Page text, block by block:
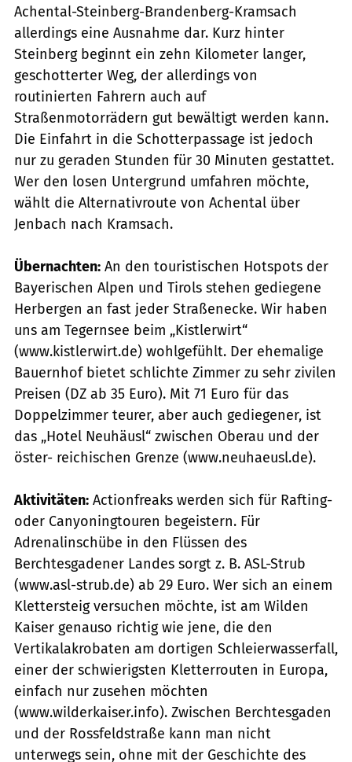
Achental-Steinberg-Brandenberg-Kramsach
allerdings eine Ausnahme dar. Kurz hinter
Steinberg beginnt ein zehn Kilometer langer,
geschotterter Weg, der allerdings von
routinierten Fahrern auch auf
Straßenmotorrädern gut bewältigt werden kann.
Die Einfahrt in die Schotterpassage ist jedoch
nur zu geraden Stunden für 30 Minuten gestattet.
Wer den losen Untergrund umfahren möchte,
wählt die Alternativroute von Achental über
Jenbach nach Kramsach.
Übernachten: An den touristischen Hotspots der
Bayerischen Alpen und Tirols stehen gediegene
Herbergen an fast jeder Straßenecke. Wir haben
uns am Tegernsee beim „Kistlerwirt“
(www.kistlerwirt.de) wohlgefühlt. Der ehemalige
Bauernhof bietet schlichte Zimmer zu sehr zivilen
Preisen (DZ ab 35 Euro). Mit 71 Euro für das
Doppelzimmer teurer, aber auch gediegener, ist
das „Hotel Neuhäusl“ zwischen Oberau und der
öster- reichischen Grenze (www.neuhaeusl.de).
Aktivitäten: Actionfreaks werden sich für Rafting-
oder Canyoningtouren begeistern. Für
Adrenalinschübe in den Flüssen des
Berchtesgadener Landes sorgt z. B. ASL-Strub
(www.asl-strub.de) ab 29 Euro. Wer sich an einem
Klettersteig versuchen möchte, ist am Wilden
Kaiser genauso richtig wie jene, die den
Vertikalakrobaten am dortigen Schleierwasserfall,
einer der schwierigsten Kletterrouten in Europa,
einfach nur zusehen möchten
(www.wilderkaiser.info). Zwischen Berchtesgaden
und der Rossfeldstraße kann man nicht
unterwegs sein, ohne mit der Geschichte des